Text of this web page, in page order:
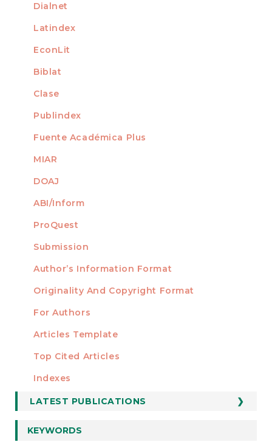
Dialnet
Latindex
EconLit
Biblat
Clase
Publindex
Fuente Académica Plus
MIAR
DOAJ
ABI/Inform
ProQuest
AUTHORS
Submission
Author’s Information Format
Originality And Copyright Format
For Authors
Articles Template
STATISTICS
Top Cited Articles
Indexes
LATEST PUBLICATIONS
KEYWORDS